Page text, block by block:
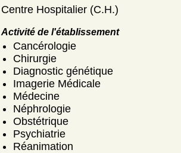
Centre Hospitalier (C.H.)
Activité de l'établissement
Cancérologie
Chirurgie
Diagnostic génétique
Imagerie Médicale
Médecine
Néphrologie
Obstétrique
Psychiatrie
Réanimation